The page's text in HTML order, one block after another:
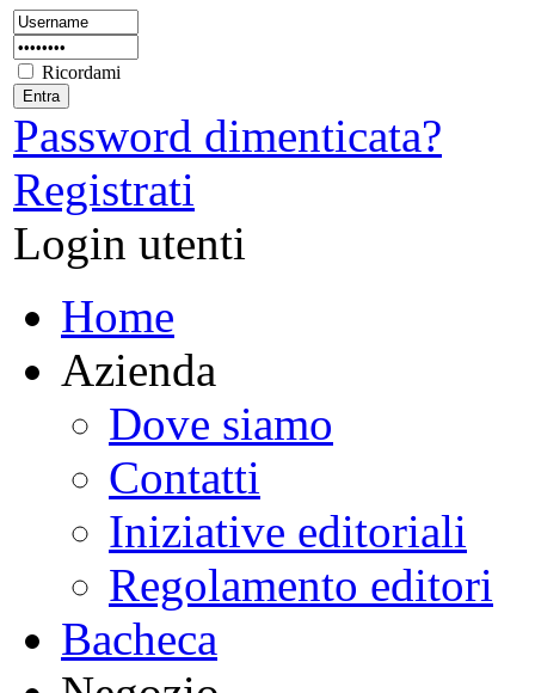
Ricordami
Password dimenticata?
Registrati
Login utenti
Home
Azienda
Dove siamo
Contatti
Iniziative editoriali
Regolamento editori
Bacheca